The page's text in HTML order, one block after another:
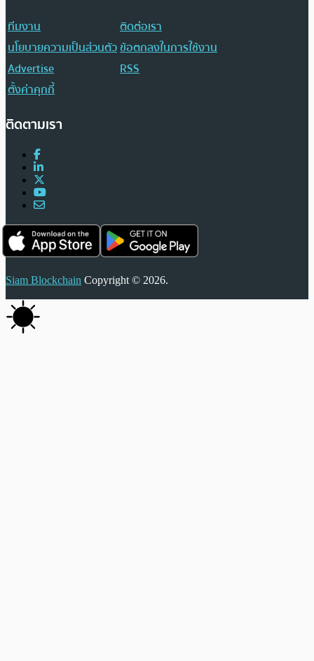
ทีมงาน
ติดต่อเรา
นโยบายความเป็นส่วนตัวข้อตกลงในการใช้งาน
Advertise
RSS
ตั้งค่าคุกกี้
ติดตามเรา
Siam Blockchain Copyright © 2026.